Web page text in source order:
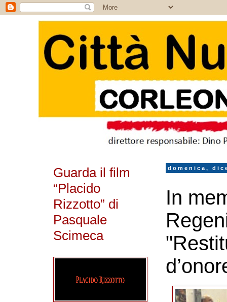
domenica,
In
Guarda il film
“Placido
Rizzotto” di
Pasquale
Scimeca